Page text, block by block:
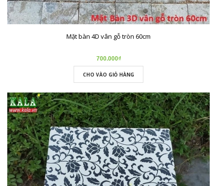
Mặt bàn 4D vân gỗ tròn 60cm
700.000₫
CHO VÀO GIỎ HÀNG